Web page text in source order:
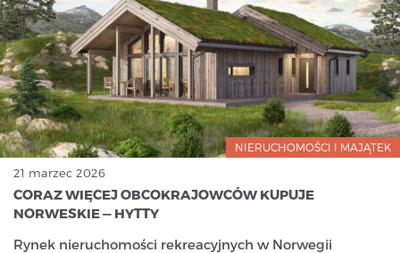
NIERUCHOMOŚCI I MAJĄTEK
21 marzec 2026
CORAZ WIĘCEJ OBCOKRAJOWCÓW KUPUJE
NORWESKIE — HYTTY
Rynek nieruchomości rekreacyjnych w Norwegii